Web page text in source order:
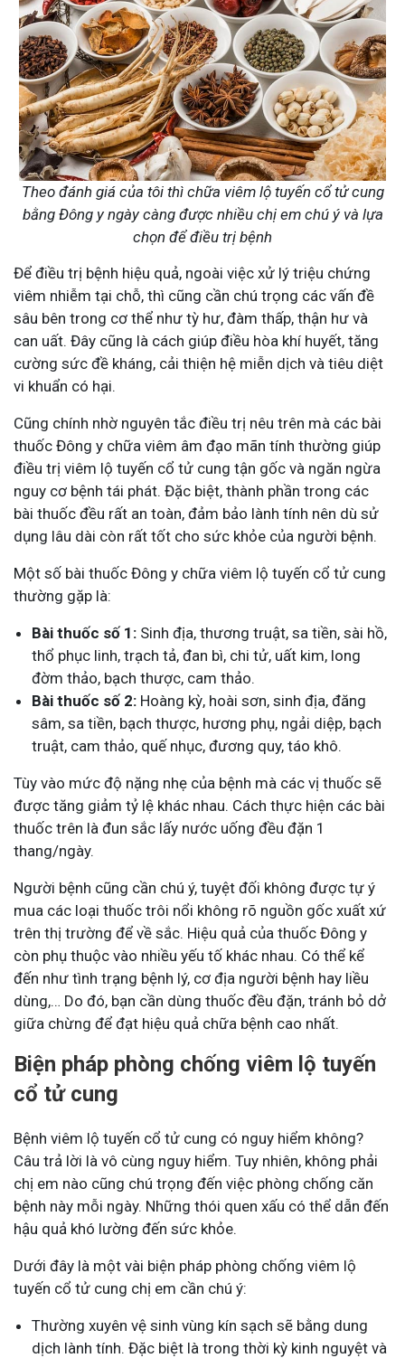
Theo đánh giá của tôi thì chữa viêm lộ tuyến cổ tử cung
bằng Đông y ngày càng được nhiều chị em chú ý và lựa
chọn để điều trị bệnh
Để điều trị bệnh hiệu quả, ngoài việc xử lý triệu chứng
viêm nhiễm tại chỗ, thì cũng cần chú trọng các vấn đề
sâu bên trong cơ thể như tỳ hư, đàm thấp, thận hư và
can uất. Đây cũng là cách giúp điều hòa khí huyết, tăng
cường sức đề kháng, cải thiện hệ miễn dịch và tiêu diệt
vi khuẩn có hại.
Cũng chính nhờ nguyên tắc điều trị nêu trên mà các bài
thuốc Đông y chữa viêm âm đạo mãn tính thường giúp
điều trị viêm lộ tuyến cổ tử cung tận gốc và ngăn ngừa
nguy cơ bệnh tái phát. Đặc biệt, thành phần trong các
bài thuốc đều rất an toàn, đảm bảo lành tính nên dù sử
dụng lâu dài còn rất tốt cho sức khỏe của người bệnh.
Một số bài thuốc Đông y chữa viêm lộ tuyến cổ tử cung
thường gặp là:
Bài thuốc số 1: Sinh địa, thương truật, sa tiền, sài hồ,
thổ phục linh, trạch tả, đan bì, chi tử, uất kim, long
đờm thảo, bạch thược, cam thảo.
Bài thuốc số 2: Hoàng kỳ, hoài sơn, sinh địa, đăng
sâm, sa tiền, bạch thược, hương phụ, ngải diệp, bạch
truật, cam thảo, quế nhục, đương quy, táo khô.
Tùy vào mức độ nặng nhẹ của bệnh mà các vị thuốc sẽ
được tăng giảm tỷ lệ khác nhau. Cách thực hiện các bài
thuốc trên là đun sắc lấy nước uống đều đặn 1
thang/ngày.
Người bệnh cũng cần chú ý, tuyệt đối không được tự ý
mua các loại thuốc trôi nổi không rõ nguồn gốc xuất xứ
trên thị trường để về sắc. Hiệu quả của thuốc Đông y
còn phụ thuộc vào nhiều yếu tố khác nhau. Có thể kể
đến như tình trạng bệnh lý, cơ địa người bệnh hay liều
dùng,… Do đó, bạn cần dùng thuốc đều đặn, tránh bỏ dở
giữa chừng để đạt hiệu quả chữa bệnh cao nhất.
Biện pháp phòng chống viêm lộ tuyến
cổ tử cung
Bệnh viêm lộ tuyến cổ tử cung có nguy hiểm không?
Câu trả lời là vô cùng nguy hiểm. Tuy nhiên, không phải
chị em nào cũng chú trọng đến việc phòng chống căn
bệnh này mỗi ngày. Những thói quen xấu có thể dẫn đến
hậu quả khó lường đến sức khỏe.
Dưới đây là một vài biện pháp phòng chống viêm lộ
tuyến cổ tử cung chị em cần chú ý:
Thường xuyên vệ sinh vùng kín sạch sẽ bằng dung
dịch lành tính. Đặc biệt là trong thời kỳ kinh nguyệt và